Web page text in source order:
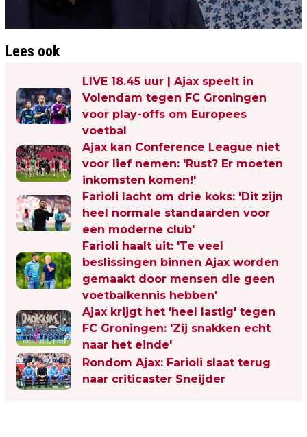
Lees ook
LIVE 18.45 uur | Ajax speelt in
Volendam tegen FC Groningen
voor play-offs om Europees
voetbal
Ajax kan Conference League niet
voor lief nemen: 'Rust? Er moeten
inkomsten komen!'
Farioli lacht om drie koks: 'Dit zijn
heel normale standaarden voor
een moderne club'
Farioli haalt uit: 'Te veel
beslissingen binnen Ajax worden
gemaakt door mensen die geen
voetbalkennis hebben'
Ajax krijgt het 'heel lastig' tegen
FC Groningen: 'Zij snakken echt
naar het einde'
Rondom Ajax: Farioli slaat terug
naar criticaster Sneijder